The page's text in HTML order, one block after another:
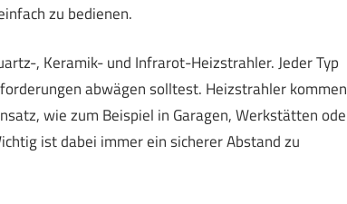
zu bedienen.
, Keramik- und Infrarot-Heizstrahler. Jeder Typ
abwägen solltest. Heizstrahler kommen
wie zum Beispiel in Garagen, Werkstätten
ist dabei immer ein sicherer Abstand zu